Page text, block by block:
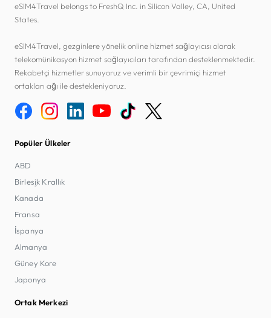
eSIM4Travel belongs to FreshQ Inc. in Silicon Valley, CA, United
States.
eSIM4Travel, gezginlere yönelik online hizmet sağlayıcısı olarak
telekomünikasyon hizmet sağlayıcıları tarafından desteklenmektedir.
Rekabetçi hizmetler sunuyoruz ve verimli bir çevrimiçi hizmet
ortakları ağı ile destekleniyoruz.
Popüler Ülkeler
ABD
Birleşik Krallık
Kanada
Fransa
İspanya
Almanya
Güney Kore
Japonya
Ortak Merkezi